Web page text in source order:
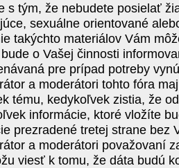
s tým, že nebudete posielať
sexuálne orientované
takýchto materiálov Vám
o Vašej činnosti
pre prípad potreby
a moderátori tohto fóra
tému, kedykoľvek zistia, že
informácie, ktoré vložíte
prezradené tretej strane bez
a moderátori považovaní
viesť k tomu, že dáta budú